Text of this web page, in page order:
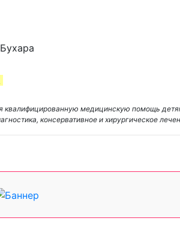
квалифицированную медицинскую помощь
консервативное и хирургическое